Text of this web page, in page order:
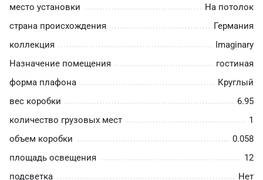
место установки
На потолок
страна происхождения
Германия
коллекция
Imaginary
Назначение помещения
гостиная
форма плафона
Круглый
вес коробки
6.95
количество грузовых мест
1
объем коробки
0.058
площадь освещения
12
подсветка
Нет